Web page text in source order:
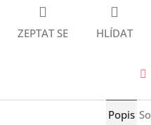
ZEPTAT SE HLÍDAT
Popis